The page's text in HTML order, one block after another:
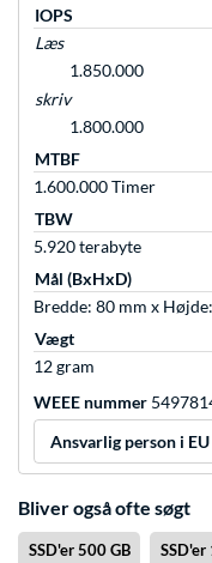
IOPS
Læs
1.850.000
skriv
1.800.000
MTBF
1.600.000 Timer
TBW
5.920 terabyte
Mål (BxHxD)
Bredde: 80 mm x
Vægt
12 gram
WEEE nummer
Ansvarlig person i EU
Bliver også ofte søgt
SSD'er 500 GB SSD'er